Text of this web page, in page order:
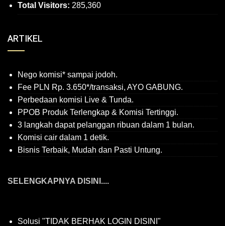
Total Visitors: 285,360
ARTIKEL
Nego komisi* sampai jodoh.
Fee PLN Rp. 3.650*/transaksi, AYO GABUNG.
Perbedaan komisi Live & Tunda.
PPOB Produk Terlengkap & Komisi Tertinggi.
3 langkah dapat pelanggan ribuan dalam 1 bulan.
Komisi cair dalam 1 detik.
Bisnis Terbaik, Mudah dan Pasti Untung.
SELENGKAPNYA DISINI....
Solusi "TIDAK BERHAK LOGIN DISINI"